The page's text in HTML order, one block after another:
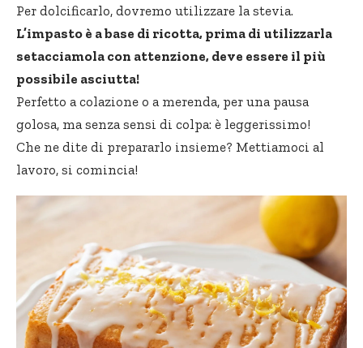
Per dolcificarlo, dovremo utilizzare la stevia.
L’impasto è a base di ricotta, prima di utilizzarla
setacciamola con attenzione, deve essere il più
possibile asciutta!
Perfetto a colazione o a merenda, per una pausa
golosa, ma senza sensi di colpa: è leggerissimo!
Che ne dite di prepararlo insieme? Mettiamoci al
lavoro, si comincia!